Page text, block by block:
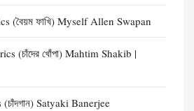
(বৈয়ম ফাখি) Myself Allen Swapan
(চাঁদের খোঁপা) Mahtim Shakib |
Satyaki Banerjee